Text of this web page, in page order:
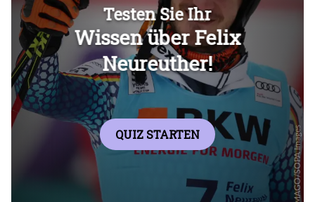
Überspringen